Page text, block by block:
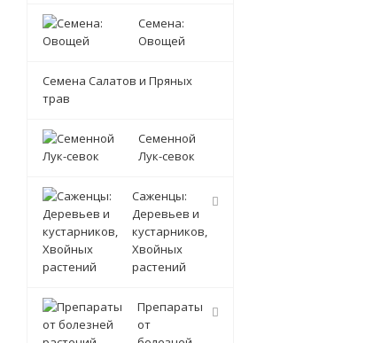
Семена:
Овощей
Семена Салатов и Пряных
трав
Семенной
Лук-севок
Саженцы:
Деревьев и
кустарников,
Хвойных
растений
Препараты
от